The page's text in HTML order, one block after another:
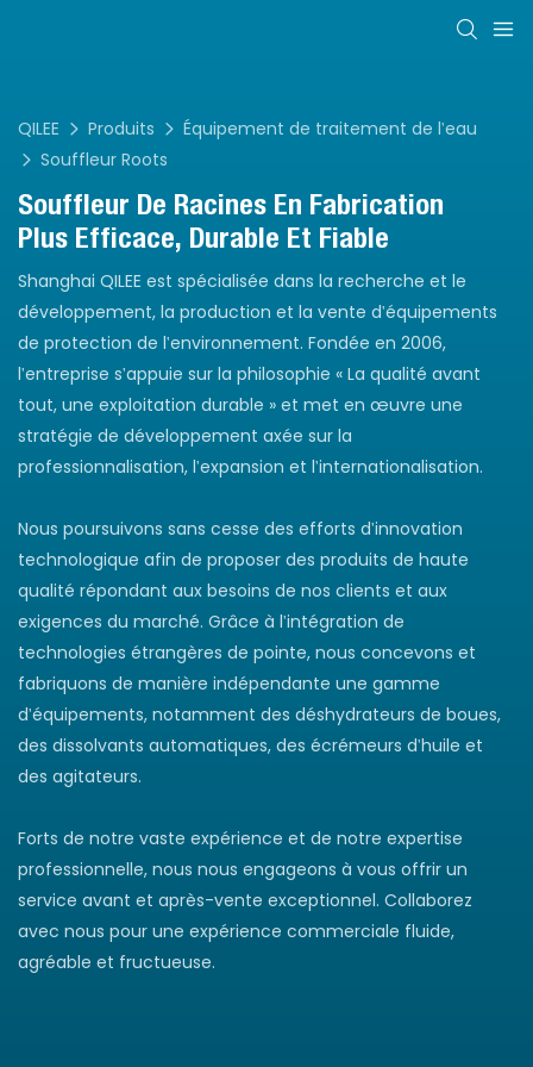
QILEE Produits
Équipement de traitement de l'eau
Souffleur Roots
Souffleur De Racines En Fabrication
Plus Efficace, Durable Et Fiable
Shanghai QILEE est spécialisée dans la recherche et le
développement, la production et la vente d'équipements
de protection de l'environnement. Fondée en 2006,
l'entreprise s'appuie sur la philosophie « La qualité avant
tout, une exploitation durable » et met en œuvre une
stratégie de développement axée sur la
professionnalisation, l'expansion et l'internationalisation.
Nous poursuivons sans cesse des efforts d'innovation
technologique afin de proposer des produits de haute
qualité répondant aux besoins de nos clients et aux
exigences du marché. Grâce à l'intégration de
technologies étrangères de pointe, nous concevons et
fabriquons de manière indépendante une gamme
d'équipements, notamment des déshydrateurs de boues,
des dissolvants automatiques, des écrémeurs d'huile et
des agitateurs.
Forts de notre vaste expérience et de notre expertise
professionnelle, nous nous engageons à vous offrir un
service avant et après-vente exceptionnel. Collaborez
avec nous pour une expérience commerciale fluide,
agréable et fructueuse.